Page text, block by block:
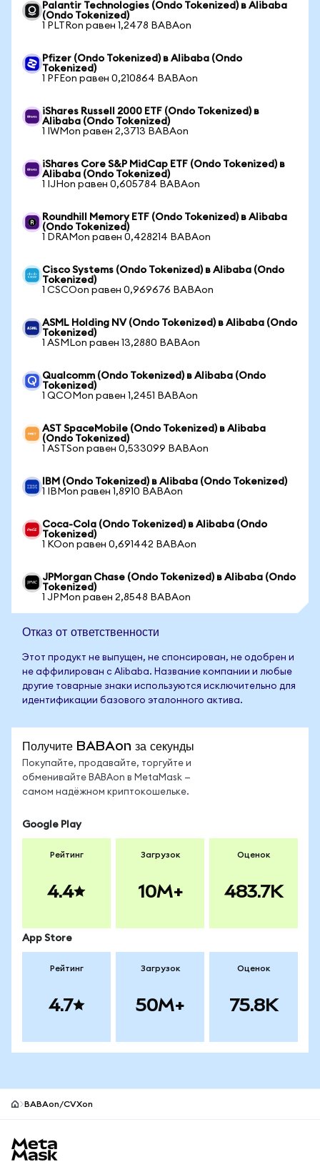
Palantir Technologies (Ondo Tokenized) в Alibaba
(Ondo Tokenized)
1 PLTRon равен 1,2478 BABAon
Pfizer (Ondo Tokenized) в Alibaba (Ondo
Tokenized)
1 PFEon равен 0,210864 BABAon
iShares Russell 2000 ETF (Ondo Tokenized) в
Alibaba (Ondo Tokenized)
1 IWMon равен 2,3713 BABAon
iShares Core S&P MidCap ETF (Ondo Tokenized) в
Alibaba (Ondo Tokenized)
1 IJHon равен 0,605784 BABAon
Roundhill Memory ETF (Ondo Tokenized) в Alibaba
(Ondo Tokenized)
1 DRAMon равен 0,428214 BABAon
Cisco Systems (Ondo Tokenized) в Alibaba (Ondo
Tokenized)
1 CSCOon равен 0,969676 BABAon
ASML Holding NV (Ondo Tokenized) в Alibaba (Ondo
Tokenized)
1 ASMLon равен 13,2880 BABAon
Qualcomm (Ondo Tokenized) в Alibaba (Ondo
Tokenized)
1 QCOMon равен 1,2451 BABAon
AST SpaceMobile (Ondo Tokenized) в Alibaba
(Ondo Tokenized)
1 ASTSon равен 0,533099 BABAon
IBM (Ondo Tokenized) в Alibaba (Ondo Tokenized)
1 IBMon равен 1,8910 BABAon
Coca-Cola (Ondo Tokenized) в Alibaba (Ondo
Tokenized)
1 KOon равен 0,691442 BABAon
JPMorgan Chase (Ondo Tokenized) в Alibaba (Ondo
Tokenized)
1 JPMon равен 2,8548 BABAon
Отказ от ответственности
Этот продукт не выпущен, не спонсирован, не одобрен и
не аффилирован с Alibaba. Название компании и любые
другие товарные знаки используются исключительно для
идентификации базового эталонного актива.
Получите BABAon за секунды
Покупайте, продавайте, торгуйте и
обменивайте BABAon в MetaMask —
самом надёжном криптокошельке.
Google Play
Рейтинг
4.4
Загрузок
10M+
Оценок
483.7K
App Store
Рейтинг
4.7
Загрузок
50M+
Оценок
75.8K
BABAon/CVXon